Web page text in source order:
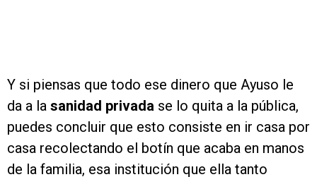
Y si piensas que todo ese dinero que Ayuso le
da a la sanidad privada se lo quita a la pública,
puedes concluir que esto consiste en ir casa por
casa recolectando el botín que acaba en manos
de la familia, esa institución que ella tanto